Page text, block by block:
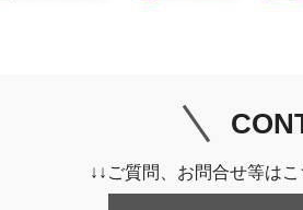
↓↓ご質問、お問合せ等は